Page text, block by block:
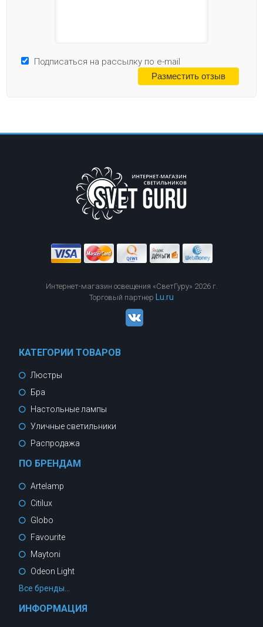
Подписаться на рассылку по e-mail
Интернет-магазин освещения «СветГуру» 2026 г.
Торговый партнер Lu.ru
КАТЕГОРИИ ТОВАРОВ
Люстры
Бра
Настольные лампы
Уличные светильники
Распродажа
ПО БРЕНДАМ
Artelamp
Citilux
Globo
Favourite
Maytoni
Odeon Light
Все бренды...
ИНФОРМАЦИЯ